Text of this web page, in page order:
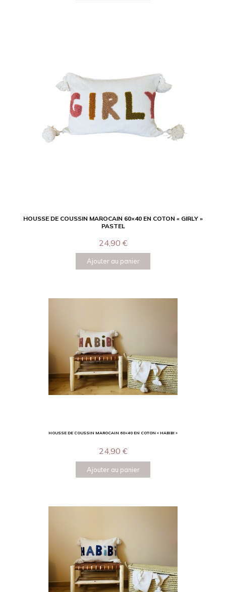
HOUSSE DE COUSSIN MAROCAIN 60×40 EN COTON « GIRLY »
PASTEL
24,90 €
Ajouter au panier
HOUSSE DE COUSSIN MAROCAIN 60×40 EN COTON « HABIBI »
24,90 €
Ajouter au panier